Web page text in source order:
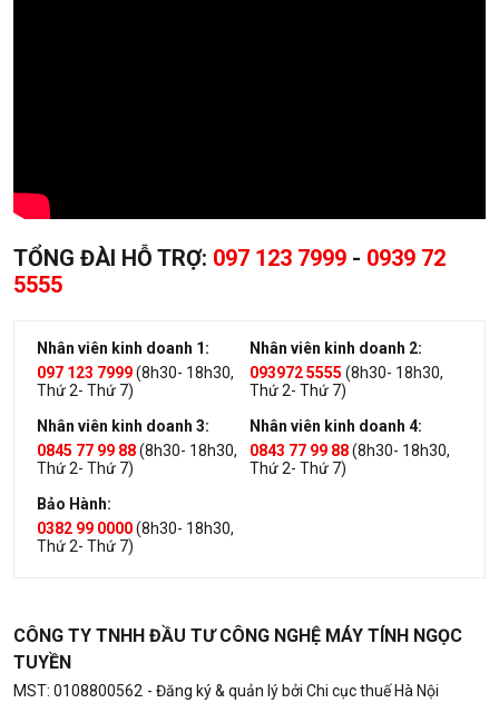
TỔNG ĐÀI HỖ TRỢ: 097 123 7999 - 0939 72
5555
Nhân viên kinh doanh 1:
097 123 7999(8h30- 18h30,
Thứ 2- Thứ 7)
Nhân viên kinh doanh 2:
093972 5555 (8h30- 18h30,
Thứ 2- Thứ 7)
Nhân viên kinh doanh 3:
0845 77 99 88(8h30- 18h30,
Thứ 2- Thứ 7)
Nhân viên kinh doanh 4:
0843 77 99 88(8h30- 18h30,
Thứ 2- Thứ 7)
Bảo Hành:
0382 99 0000(8h30- 18h30,
Thứ 2- Thứ 7)
CÔNG TY TNHH ĐẦU TƯ CÔNG NGHỆ MÁY TÍNH NGỌC
TUYỀN
MST: 0108800562 - Đăng ký & quản lý bởi Chi cục thuế Hà Nội